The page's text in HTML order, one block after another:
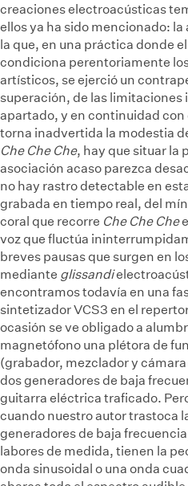
creaciones electroacústicas
ellos ya ha sido mencionado:
la que, en una práctica donde
condiciona perentoriamente
artísticos, se ejerció un
superación, de las limitaciones
apartado, y en continuidad
torna inadvertida la modestia
Che Che Che, hay que situar la
asociación acaso parezca
no hay rastro detectable en
grabada en tiempo real, del
coral que recorre Che Che Che
voz que fluctúa
breves pausas que surgen en
mediante glissandi
encontramos todavía en una
sintetizador VCS3 en el
ocasión se ve obligado a
magnetófono una plétora de
(grabador, mezclador y
dos generadores de baja
guitarra eléctrica traficado.
cuando nuestro autor trastoca
generadores de baja
labores de medida, tienen la
onda sinusoidal o una onda